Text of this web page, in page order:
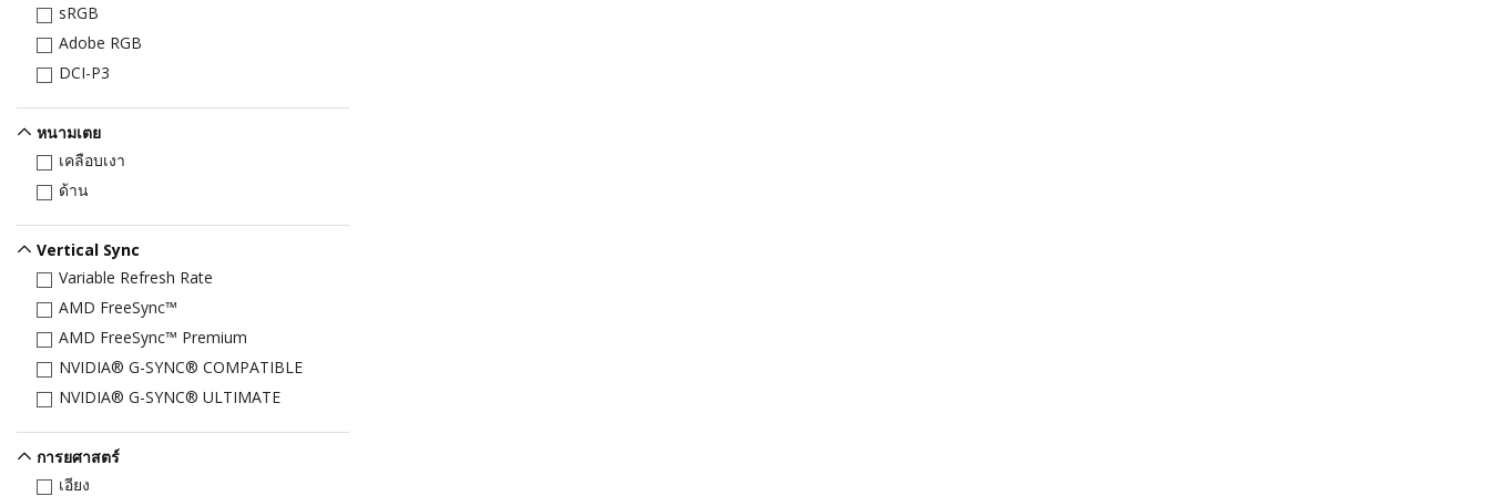
sRGB
Adobe RGB
DCI-P3
หนามเตย
เคลือบเงา
ด้าน
Vertical Sync
Variable Refresh Rate
AMD FreeSync™
AMD FreeSync™ Premium
NVIDIA® G-SYNC® COMPATIBLE
NVIDIA® G-SYNC® ULTIMATE
การยศาสตร์
เอียง